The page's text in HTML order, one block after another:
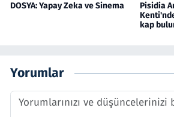
DOSYA: Yapay Zeka ve Sinema
Pisidia
kap
Yorumlar